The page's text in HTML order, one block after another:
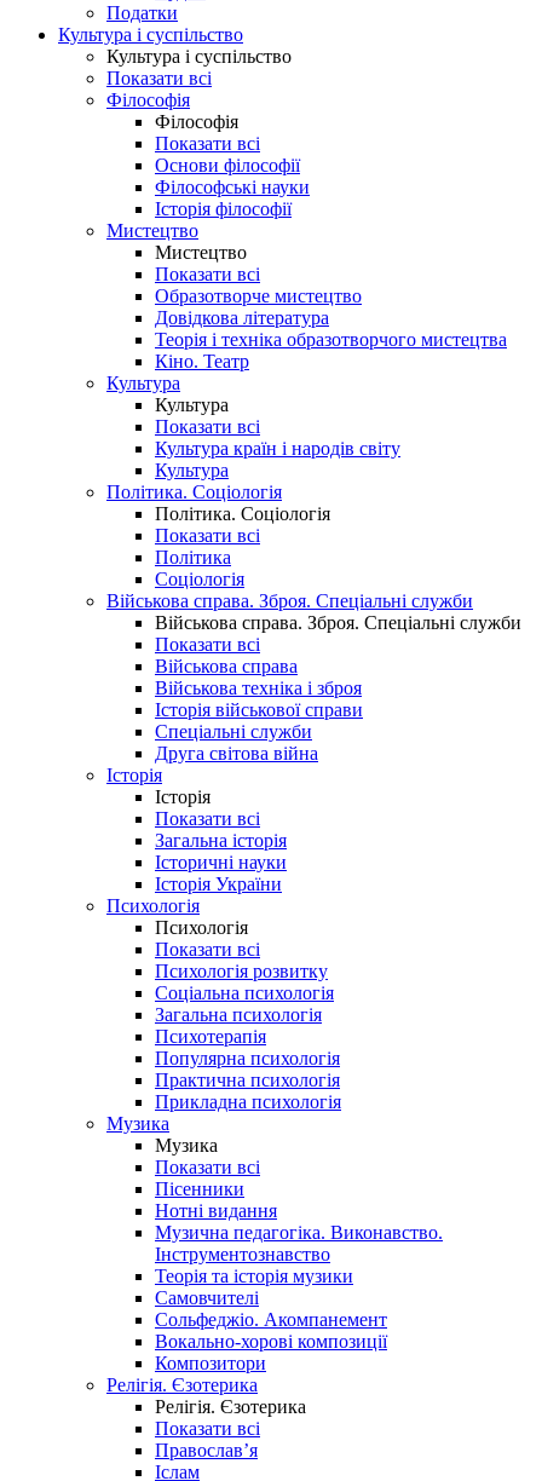
Податки
Культура і суспільство
Культура і суспільство
Показати всі
Філософія
Філософія
Показати всі
Основи філософії
Філософські науки
Історія філософії
Мистецтво
Мистецтво
Показати всі
Образотворче мистецтво
Довідкова література
Теорія і техніка образотворчого мистецтва
Кіно. Театр
Культура
Культура
Показати всі
Культура країн і народів світу
Культура
Політика. Соціологія
Політика. Соціологія
Показати всі
Політика
Соціологія
Військова справа. Зброя. Спеціальні служби
Військова справа. Зброя. Спеціальні служби
Показати всі
Військова справа
Військова техніка і зброя
Історія військової справи
Спеціальні служби
Друга світова війна
Історія
Історія
Показати всі
Загальна історія
Історичні науки
Історія України
Психологія
Психологія
Показати всі
Психологія розвитку
Соціальна психологія
Загальна психологія
Психотерапія
Популярна психологія
Практична психологія
Прикладна психологія
Музика
Музика
Показати всі
Пісенники
Нотні видання
Музична педагогіка. Виконавство.
Інструментознавство
Теорія та історія музики
Самовчителі
Сольфеджіо. Акомпанемент
Вокально-хорові композиції
Композитори
Релігія. Єзотерика
Релігія. Єзотерика
Показати всі
Православ’я
Іслам